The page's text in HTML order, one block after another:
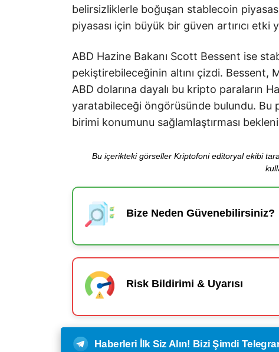
belirsizliklerle boğuşan stablecoin
piyasası için büyük bir güven artırıcı
ABD Hazine Bakanı Scott Bessent ise
pekiştirebileceğinin altını çizdi. Bessent,
ABD dolarına dayalı bu kripto paraların
yaratabileceği öngörüsünde bulundu. Bu
birimi konumunu sağlamlaştırması
Bu içerikteki görseller Kriptofoni editoryal ekibi
Bize Neden Güvenebilirsiniz?
Risk Bildirimi & Uyarısı
Haberleri İlk Siz Alın! Bizi Şimdi